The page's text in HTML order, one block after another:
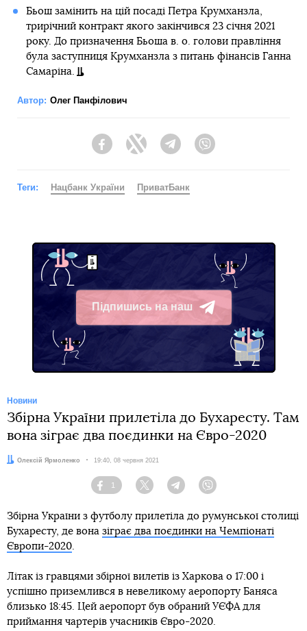
Бьош замінить на цій посаді Петра Крумханзла,
трирічний контракт якого закінчився 23 січня 2021
року. До призначення Бьоша в. о. голови правління
була заступниця Крумханзла з питань фінансів Ганна
Самаріна.
Автор: Олег Панфілович
FacebookTwitter Telegram
Теги: Нацбанк України ПриватБанк
Підпишись на наш
Telegram
Новини
Збірна України прилетіла до Бухаресту. Там
вона зіграє два поєдинки на Євро-2020
Автор:
Олексій Ярмоленко Дата:
19:40, 08 червня 2021
Facebook
1
Twitter TelegramViber
Збірна України з футболу прилетіла до румунської столиці
Бухаресту, де вона зіграє два поєдинки на Чемпіонаті
Європи-2020
Літак із гравцями збірної вилетів із Харкова о 17:00 і
успішно приземлився в невеликому аеропорту Баняса
близько 18:45. Цей аеропорт був обраний УЄФА для
приймання чартерів учасників Євро-2020.